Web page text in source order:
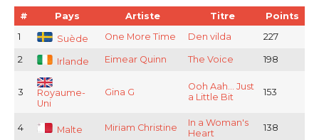
# Pays Artiste Titre
Points
1
Suède One More Time Den vilda 227
2 Irlande Eimear Quinn The Voice 198
3
Royaume-
Uni
Gina G
Ooh Aah... Just
a Little Bit
153
4 Malte Miriam Christine
In a Woman's
Heart
138